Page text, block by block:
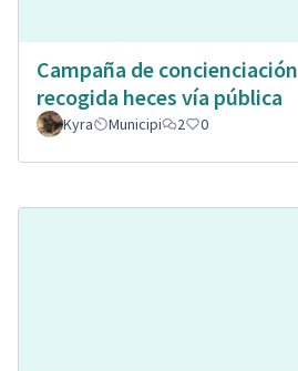
Campaña de concienciación
recogida heces vía pública
Kyra Municipi 2 0